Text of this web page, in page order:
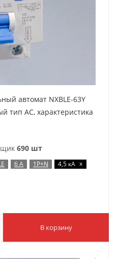
автомат NXBLE-63Y
тип AС, характеристика
690 шт
6 А 1P+N 4,5 кА x
В корзину